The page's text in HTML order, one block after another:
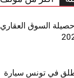
السوق العقاري
في تونس سيارة